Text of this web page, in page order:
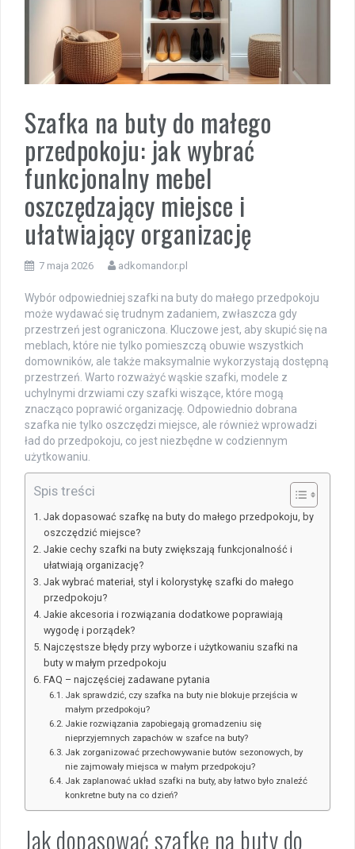
Szafka na buty do małego
przedpokoju: jak wybrać
funkcjonalny mebel
oszczędzający miejsce i
ułatwiający organizację
7 maja 2026 adkomandor.pl
Wybór odpowiedniej szafki na buty do małego przedpokoju
może wydawać się trudnym zadaniem, zwłaszcza gdy
przestrzeń jest ograniczona. Kluczowe jest, aby skupić się na
meblach, które nie tylko pomieszczą obuwie wszystkich
domowników, ale także maksymalnie wykorzystają dostępną
przestrzeń. Warto rozważyć wąskie szafki, modele z
uchylnymi drzwiami czy szafki wiszące, które mogą
znacząco poprawić organizację. Odpowiednio dobrana
szafka nie tylko oszczędzi miejsce, ale również wprowadzi
ład do przedpokoju, co jest niezbędne w codziennym
użytkowaniu.
Spis treści
Jak dopasować szafkę na buty do małego przedpokoju, by
oszczędzić miejsce?
Jakie cechy szafki na buty zwiększają funkcjonalność i
ułatwiają organizację?
Jak wybrać materiał, styl i kolorystykę szafki do małego
przedpokoju?
Jakie akcesoria i rozwiązania dodatkowe poprawiają
wygodę i porządek?
Najczęstsze błędy przy wyborze i użytkowaniu szafki na
buty w małym przedpokoju
FAQ – najczęściej zadawane pytania
Jak sprawdzić, czy szafka na buty nie blokuje przejścia w
małym przedpokoju?
Jakie rozwiązania zapobiegają gromadzeniu się
nieprzyjemnych zapachów w szafce na buty?
Jak zorganizować przechowywanie butów sezonowych, by
nie zajmowały miejsca w małym przedpokoju?
Jak zaplanować układ szafki na buty, aby łatwo było znaleźć
konkretne buty na co dzień?
Jak dopasować szafkę na buty do